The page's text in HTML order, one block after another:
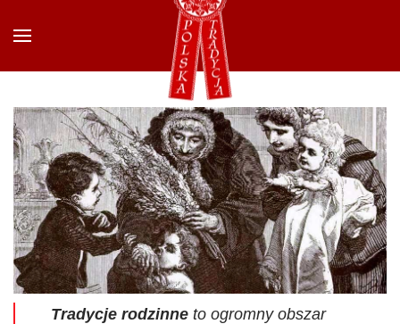
Przejdź do głównej treści
Tradycje rodzinne to ogromny obszar